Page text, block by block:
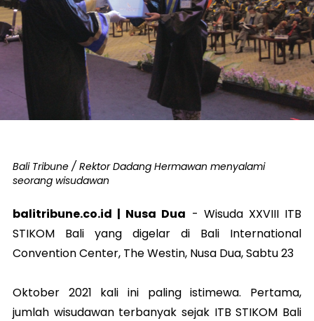
Bali Tribune / Rektor Dadang Hermawan menyalami
seorang wisudawan
balitribune.co.id | Nusa Dua - Wisuda XXVIII ITB
STIKOM Bali yang digelar di Bali International
Convention Center, The Westin, Nusa Dua, Sabtu 23
Oktober 2021 kali ini paling istimewa. Pertama,
jumlah wisudawan terbanyak sejak ITB STIKOM Bali